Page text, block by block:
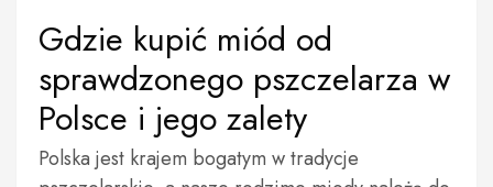
Gdzie kupić miód od
sprawdzonego pszczelarza w
Polsce i jego zalety
Polska jest krajem bogatym w tradycje